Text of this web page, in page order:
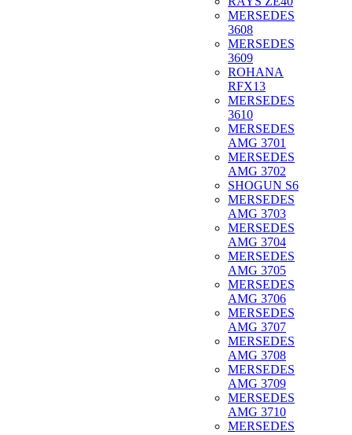
MERSEDES
3608
MERSEDES
3609
ROHANA
RFX13
MERSEDES
3610
MERSEDES
AMG 3701
MERSEDES
AMG 3702
SHOGUN S6
MERSEDES
AMG 3703
MERSEDES
AMG 3704
MERSEDES
AMG 3705
MERSEDES
AMG 3706
MERSEDES
AMG 3707
MERSEDES
AMG 3708
MERSEDES
AMG 3709
MERSEDES
AMG 3710
MERSEDES